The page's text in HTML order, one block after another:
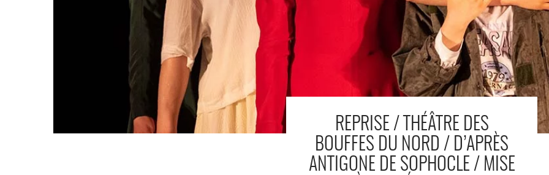
REPRISE / THÉÂTRE DES
BOUFFES DU NORD / D’APRÈS
ANTIGONE DE SOPHOCLE / MISE